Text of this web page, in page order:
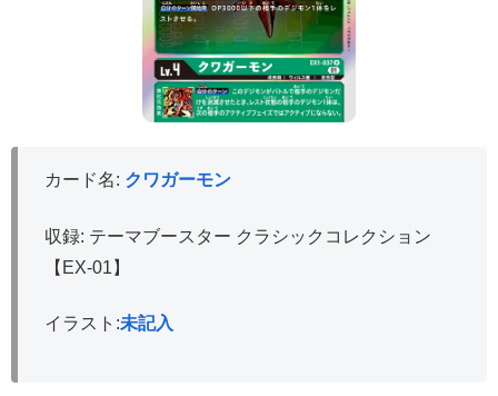
カード名: クワガーモン
収録: テーマブースター クラシックコレクション
【EX-01】
イラスト:未記入